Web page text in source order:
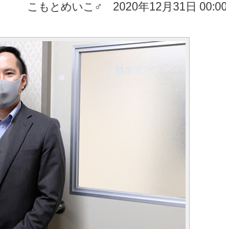
こもとめいこ♂ 2020年12月31日